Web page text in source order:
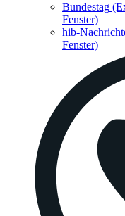
Bundestag
Fenster)
hib-
Fenster)